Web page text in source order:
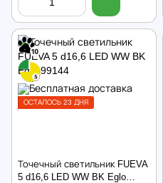
ОСТАЛОСЬ 23 ДНЯ
Точечный светильник FUEVA
5 d16,6 LED WW BK Eglo